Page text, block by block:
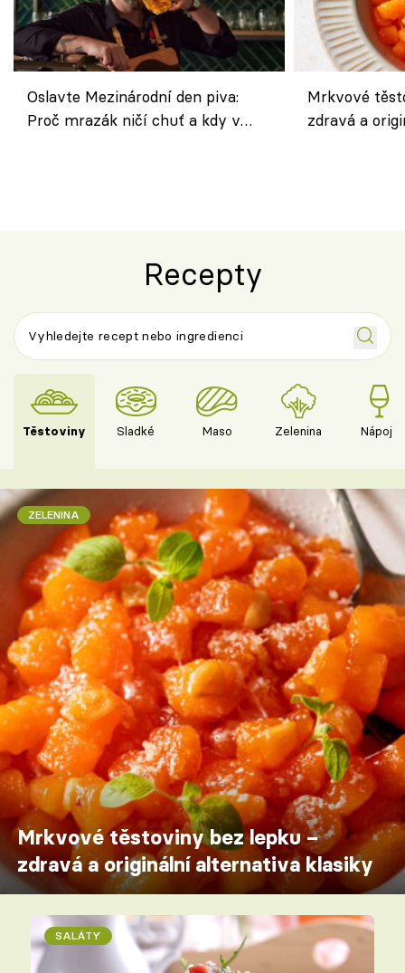
Oslavte Mezinárodní den piva:
Proč mrazák ničí chuť a kdy v
Mrkvové
zdravá a
Recepty
Těstoviny Sladké Maso Zelenina Nápoje
ZELENINA
Mrkvové těstoviny bez lepku –
zdravá a originální alternativa klasiky
SALÁTY